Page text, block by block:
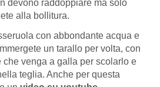
devono raddoppiare ma solo
alla bollitura.
con abbondante acqua e
un tarallo per volta, con
che venga a galla per scolarlo e
teglia. Anche per questa